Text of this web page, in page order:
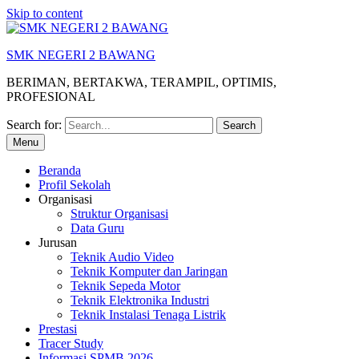
Skip to content
SMK NEGERI 2 BAWANG
BERIMAN, BERTAKWA, TERAMPIL, OPTIMIS,
PROFESIONAL
Search for:
Menu
Beranda
Profil Sekolah
Organisasi
Struktur Organisasi
Data Guru
Jurusan
Teknik Audio Video
Teknik Komputer dan Jaringan
Teknik Sepeda Motor
Teknik Elektronika Industri
Teknik Instalasi Tenaga Listrik
Prestasi
Tracer Study